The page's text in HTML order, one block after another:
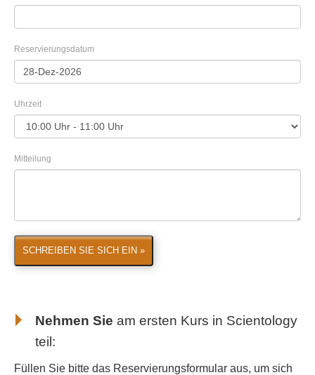
Reservierungsdatum
Uhrzeit
Mitteilung
SCHREIBEN SIE SICH EIN »
Nehmen Sie am ersten Kurs in Scientology
teil:
Füllen Sie bitte das Reservierungsformular aus, um sich